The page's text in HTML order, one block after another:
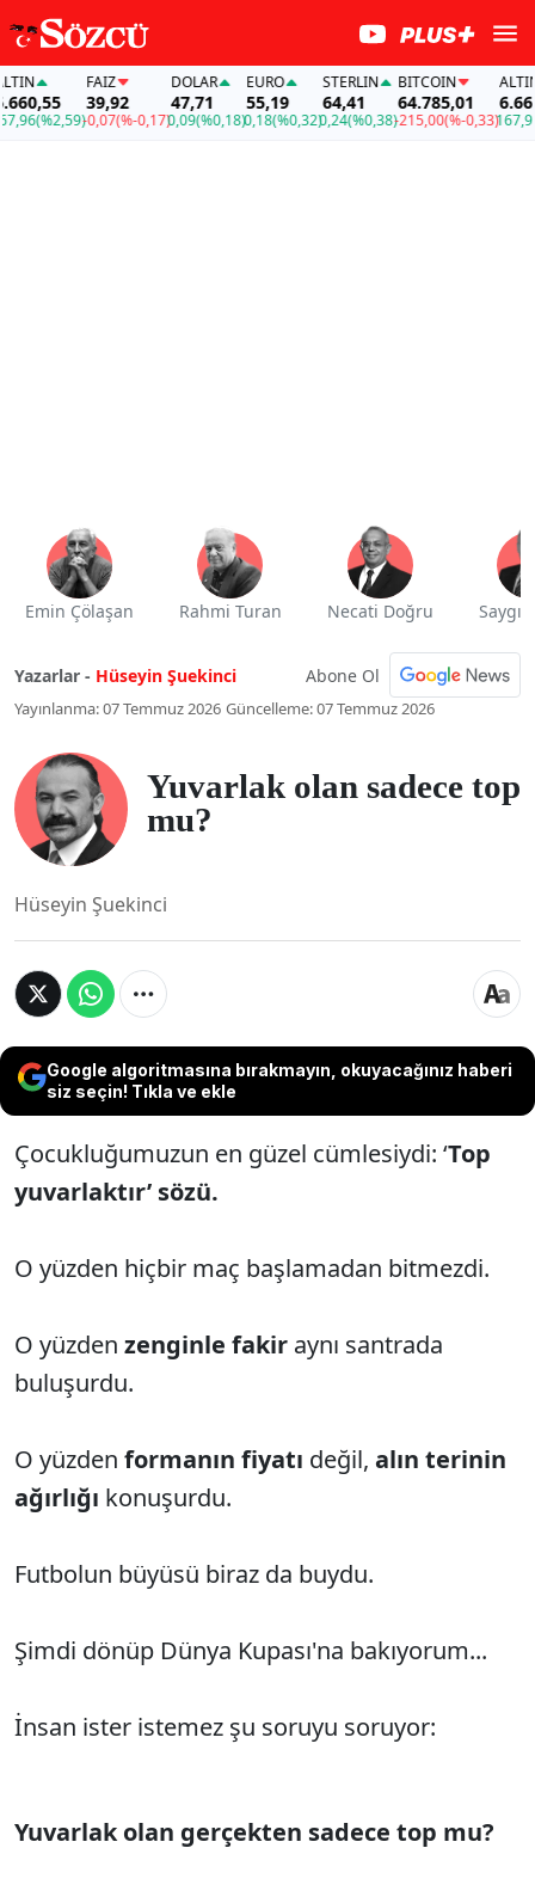
FAİZ
39,92
-0,07(%-0,17)
DOLAR
47,71
0,09(%0,18)
EURO
55,19
0,18(%0,32)
STERLIN
64,41
0,24(%0,38)
BITCOIN
64.785,01
-215,00(%-0,33)
ALTIN
6.660,55
167,96
Emin Çölaşan Rahmi Turan Necati Doğru Saygı
Yazarlar - Hüseyin Şuekinci Abone Ol
Yayınlanma: 07 Temmuz 2026 Güncelleme: 07 Temmuz 2026
Yuvarlak olan sadece top
mu?
Hüseyin Şuekinci
Google algoritmasına bırakmayın, okuyacağınız haberi
siz seçin! Tıkla ve ekle
Çocukluğumuzun en güzel cümlesiydi: ‘Top
yuvarlaktır’ sözü.
O yüzden hiçbir maç başlamadan bitmezdi.
O yüzden zenginle fakir aynı santrada
buluşurdu.
O yüzden formanın fiyatı değil, alın terinin
ağırlığı konuşurdu.
Futbolun büyüsü biraz da buydu.
Şimdi dönüp Dünya Kupası'na bakıyorum...
İnsan ister istemez şu soruyu soruyor:
Yuvarlak olan gerçekten sadece top mu?